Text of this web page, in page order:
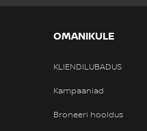
OMANIKULE
KLIENDILUBADUS
Kampaaniad
Broneeri hooldus